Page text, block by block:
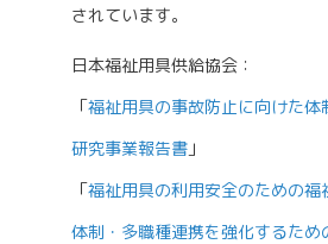
されています。
日本福祉用具供給協会：
「福祉用具の事故防止に向けた体
研究事業報告書 」
「福祉用具の利用安全のための福
体制・多職種連携を強化するため